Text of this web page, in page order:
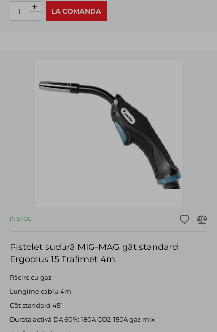
LA COMANDA
+
-
ÎN STOC
Pistolet sudură MIG-MAG gât standard
Ergoplus 15 Trafimet 4m
Răcire cu gaz
Lungime cablu 4m
Gât standard 45°
Durata activă DA 60%: 180A CO2, 150A gaz mix